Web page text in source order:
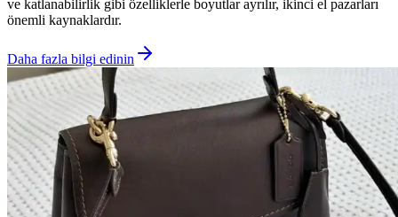
ve katlanabilirlik gibi özelliklerle boyutlar ayrılır, ikinci el pazarları
önemli kaynaklardır.
Daha fazla bilgi edinin